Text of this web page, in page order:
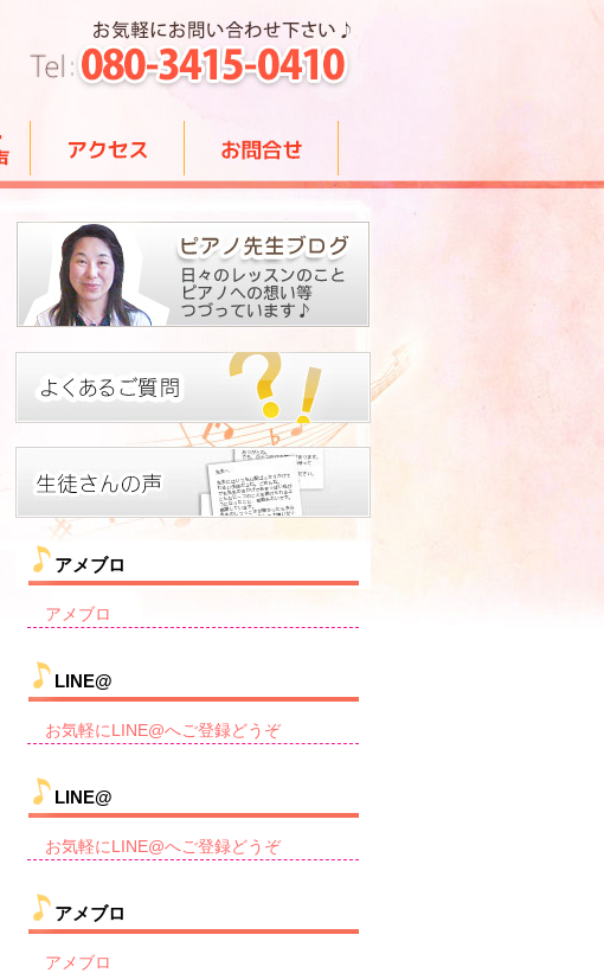
アメブロ
アメブロ
LINE@
お気軽にLINE@へご登録どうぞ
LINE@
お気軽にLINE@へご登録どうぞ
アメブロ
アメブロ